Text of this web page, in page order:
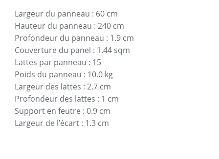
Largeur du panneau : 60 cm
Hauteur du panneau : 240 cm
Profondeur du panneau : 1.9 cm
Couverture du panel : 1.44 sqm
Lattes par panneau : 15
Poids du panneau : 10.0 kg
Largeur des lattes : 2.7 cm
Profondeur des lattes : 1 cm
Support en feutre : 0.9 cm
Largeur de l’écart : 1.3 cm